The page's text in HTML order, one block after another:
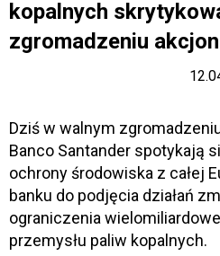
kopalnych
zgromadzeniu
Dziś w walnym
Banco Santander spotykają
ochrony środowiska z całej
banku do podjęcia działań
ograniczenia
przemysłu paliw kopalnych.